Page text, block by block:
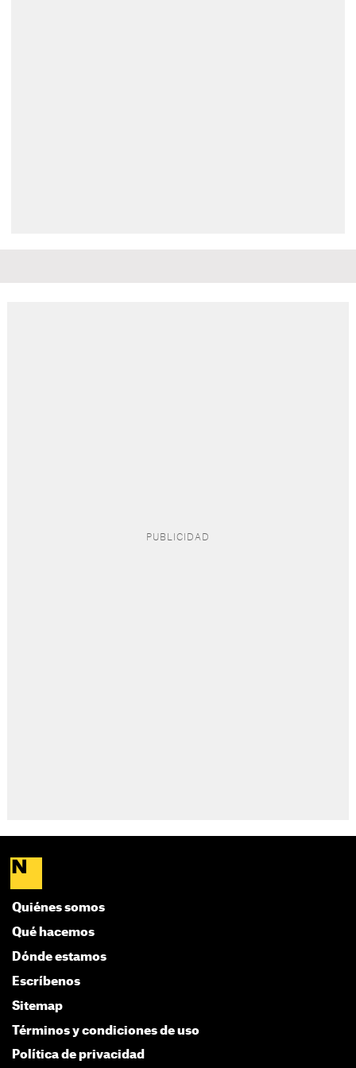
Quiénes somos
Qué hacemos
Dónde estamos
Escríbenos
Sitemap
Términos y condiciones de uso
Política de privacidad